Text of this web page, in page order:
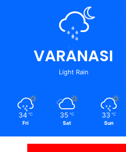
VARANASI
Light Rain
34 ℃
Fri
35 ℃
Sat
33 ℃
Sun